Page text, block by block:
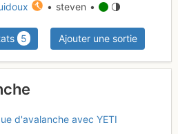
• steven •
5 Ajouter une sortie
d'avalanche avec YETI